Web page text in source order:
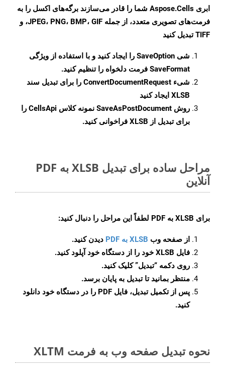
ابری Aspose.Cells شما را قادر می‌سازند برگه‌های اکسل را به
فرمت‌های تصویری متعدد، از جمله JPEG، PNG، BMP، GIF، و
TIFF تبدیل کنید
شی SaveOption را ایجاد کنید و با استفاده از ویژگی
SaveFormat فرمت دلخواه را تنظیم کنید.
شیء ConvertDocumentRequest را برای تبدیل سند
XLSB ایجاد کنید
روش SaveAsPostDocument
نمونه کلاس CellsApi را
برای تبدیل از XLSB فراخوانی کنید.
مراحل ساده برای تبدیل XLSB به PDF
آنلاین
برای XLSB به PDF لطفاً این مراحل را دنبال کنید:
از صفحه وب XLSB به PDF
دیدن کنید.
فایل XLSB خود را از دستگاه خود آپلود کنید.
روی دکمه “تبدیل”کلیک کنید.
منتظر بمانید تا تبدیل به پایان برسد.
پس از تکمیل تبدیل، فایل PDF را در دستگاه خود دانلود
کنید.
نحوه تبدیل صفحه وب به فرمت XLTM